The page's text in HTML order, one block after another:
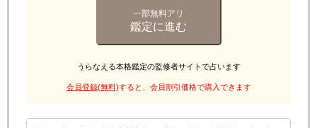
一部無料アリ
鑑定に進む
うらなえる本格鑑定の監修者サイトで占います
会員登録(無料)すると、会員割引価格で購入できます